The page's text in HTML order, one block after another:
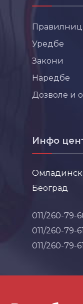
Уредбе
Закони
Наредбе
Дозволе и
Инфо
Београд
011/260-79-
011/260-79-61
011/260-79-61